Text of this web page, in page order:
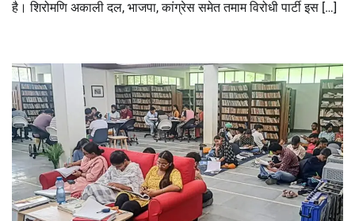
है। शिरोमणि अकाली दल, भाजपा, कांग्रेस समेत तमाम विरोधी पार्टी इस […]